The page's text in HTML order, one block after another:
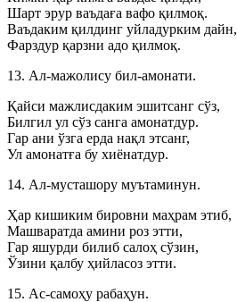
Шарт эрур ваъдаға вафо қилмоқ.
Ваъдаким қилдинг уйладурким дайн,
Фарздур қарзни адо қилмоқ.
13. Ал-мажолису бил-амонати.
Қайси мажлисдаким эшитсанг сўз,
Билгил ул сўз санга амонатдур.
Гар ани ўзга ерда нақл этсанг,
Ул амонатға бу хиёнатдур.
14. Ал-мусташору муътаминун.
Ҳар кишиким бировни маҳрам этиб,
Машваратда амини роз этти,
Гар яшурди билиб салоҳ сўзин,
Ўзини қалбу ҳийласоз этти.
15. Ас-самоҳу рабаҳун.